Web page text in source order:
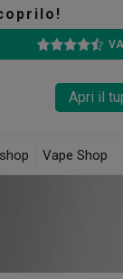
Apri il
Vape Shop